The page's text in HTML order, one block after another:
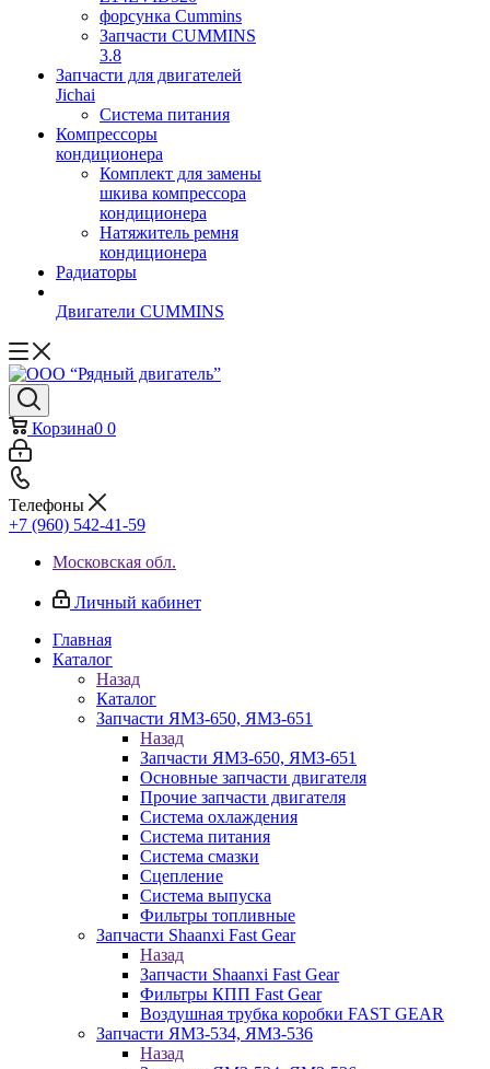
форсунка Cummins
Запчасти CUMMINS
3.8
Запчасти для двигателей
Jichai
Система питания
Компрессоры
кондиционера
Комплект для замены
шкива компрессора
кондиционера
Натяжитель ремня
кондиционера
Радиаторы
Двигатели CUMMINS
Корзина0 0
Телефоны
+7 (960) 542-41-59
Московская обл.
Личный кабинет
Главная
Каталог
Назад
Каталог
Запчасти ЯМЗ-650, ЯМЗ-651
Назад
Запчасти ЯМЗ-650, ЯМЗ-651
Основные запчасти двигателя
Прочие запчасти двигателя
Система охлаждения
Система питания
Система смазки
Сцепление
Система выпуска
Фильтры топливные
Запчасти Shaanxi Fast Gear
Назад
Запчасти Shaanxi Fast Gear
Фильтры КПП Fast Gear
Воздушная трубка коробки FAST GEAR
Запчасти ЯМЗ-534, ЯМЗ-536
Назад